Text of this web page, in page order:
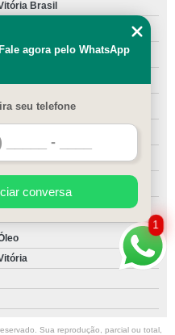
Brasil
Zacarias
de Casa Verde
de Mandaqui
Joaquim
de Lindóia
de São Pedro
Sua reprodução, parcial ou total,
1
agora pelo WhatsApp
seu telefone
conversa